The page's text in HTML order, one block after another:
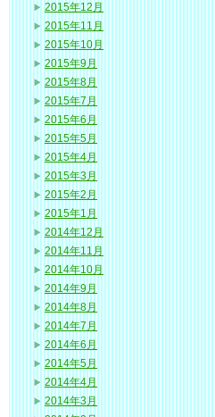
2015年12月
2015年11月
2015年10月
2015年9月
2015年8月
2015年7月
2015年6月
2015年5月
2015年4月
2015年3月
2015年2月
2015年1月
2014年12月
2014年11月
2014年10月
2014年9月
2014年8月
2014年7月
2014年6月
2014年5月
2014年4月
2014年3月